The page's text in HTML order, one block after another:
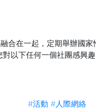
合在一起，定期舉辦國
以下任何一個社團感興
#活動 #人際網絡